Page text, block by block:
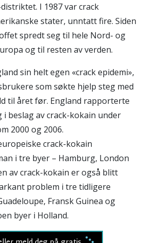
I 1987 var crack
stater, unntatt fire. Siden
spredt seg til hele Nord- og
og til resten av verden.
sin helt egen «crack epidemi»,
som søkte hjelp steg med
til året før. England rapporterte
i beslag av crack-kokain under
2000 og 2006.
crack-kokain
i tre byer – Hamburg, London
av crack-kokain er også blitt
problem i tre tidligere
Fransk Guinea og
byer i Holland.